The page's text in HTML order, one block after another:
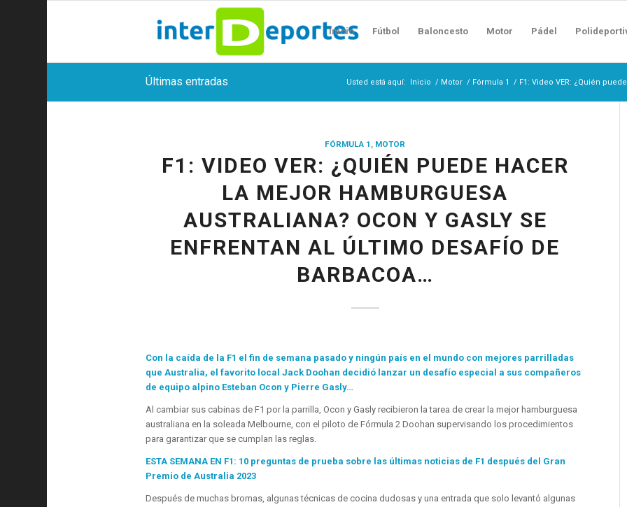
Inicio Fútbol Baloncesto Motor Pádel
Últimas entradas Usted está aquí: Inicio / Motor / Fórmula 1 / F1: Video VER: ¿Quién
FÓRMULA 1 , MOTOR
F1: VIDEO VER: ¿QUIÉN PUEDE HACER
LA MEJOR HAMBURGUESA
AUSTRALIANA? OCON Y GASLY SE
ENFRENTAN AL ÚLTIMO DESAFÍO DE
BARBACOA…
Con la caída de la F1 el fin de semana pasado y ningún país en el mundo con mejores parrilladas
que Australia, el favorito local Jack Doohan decidió lanzar un desafío especial a sus compañeros
de equipo alpino Esteban Ocon y Pierre Gasly…
Al cambiar sus cabinas de F1 por la parrilla, Ocon y Gasly recibieron la tarea de crear la mejor hamburguesa
australiana en la soleada Melbourne, con el piloto de Fórmula 2 Doohan supervisando los procedimientos
para garantizar que se cumplan las reglas.
ESTA SEMANA EN F1: 10 preguntas de prueba sobre las últimas noticias de F1 después del Gran
Premio de Australia 2023
Después de muchas bromas, algunas técnicas de cocina dudosas y una entrada que solo levantó algunas